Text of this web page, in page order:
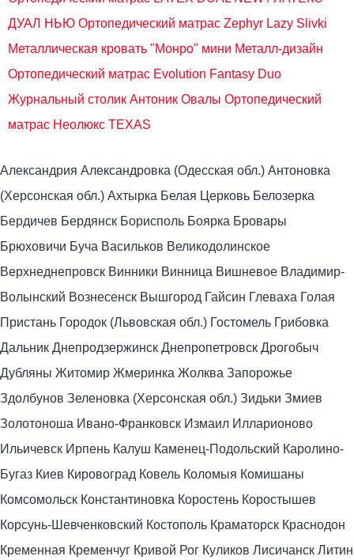
ДУАЛ НЬЮ Ортопедический матрас Zephyr Lazy Slivki
Металлическая кровать "Монро" мини Металл-дизайн
Ортопедический матрас Evolution Fantasy Duo
Журнальный столик Антоник Овалы Ортопедический
матрас Неолюкс TEXAS
Александрия Александровка (Одесская обл.) Антоновка
(Херсонская обл.) Ахтырка Белая Церковь Белозерка
Бердичев Бердянск Борисполь Боярка Бровары
Брюховичи Буча Васильков Великодолинское
Верхнеднепровск Винники Винница Вишневое Владимир-
Волынский Вознесенск Вышгород Гайсин Глеваха Голая
Пристань Городок (Львовская обл.) Гостомель Грибовка
Дальник Днепродзержинск Днепропетровск Дрогобыч
Дубляны Житомир Жмеринка Жолква Запорожье
Здолбунов Зеленовка (Херсонская обл.) Зидьки Змиев
Золотоноша Ивано-Франковск Измаил Илларионово
Ильичевск Ирпень Калуш Каменец-Подольский Каролино-
Бугаз Киев Кировоград Ковель Коломыя Комишаны
Комсомольск Константиновка Коростень Коростышев
Корсунь-Шевченковский Костополь Краматорск Краснодон
Кременная Кременчуг Кривой Рог Куликов Лисичанск Литин